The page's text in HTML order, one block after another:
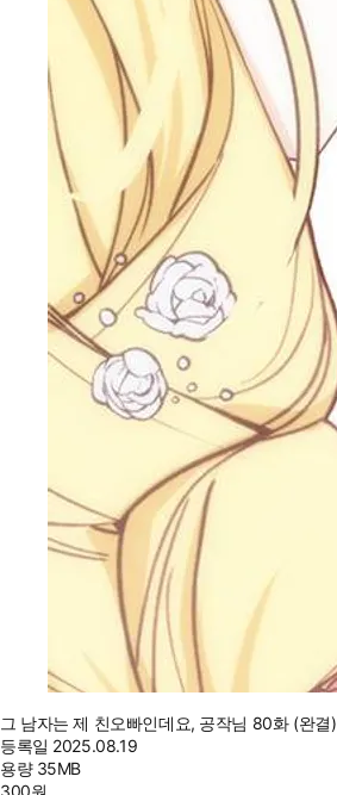
그 남자는 제 친오빠인데요, 공작님 80화 (완결)
등록일 2025.08.19
용량 35MB
300원